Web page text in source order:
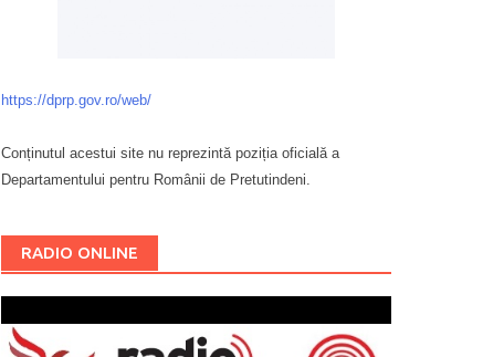
https://dprp.gov.ro/web/
Conținutul acestui site nu reprezintă poziția oficială a
Departamentului pentru Românii de Pretutindeni.
RADIO ONLINE